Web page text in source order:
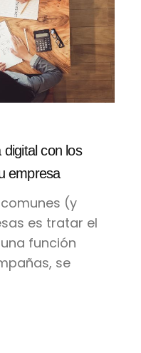
con los
empresa
(y
es tratar el
función
se